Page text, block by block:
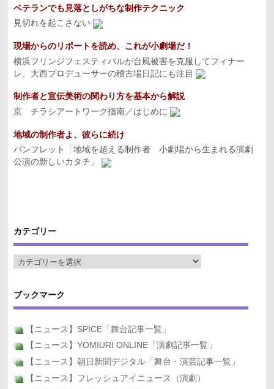
ベテランでも見落としがちな制作テクニック
見切れを起こさない
現場からのリポートを読め、これが小劇場だ！
横浜フリンジフェスティバルが台風被害を克服してフィナー
レ、大西プロデューサーの稽古場日記にも注目
制作者と宣伝美術の関わり方を基本から解説
京 チラシアートワーク指南／はじめに
地域の制作者よ、彼らに続け
パンフレット「地域を超える制作者 小劇場から生まれる演劇
公演の新しいカタチ」
カテゴリー
ブックマーク
【ニュース】SPICE「舞台記事一覧」
【ニュース】YOMIURI ONLINE「演劇記事一覧」
【ニュース】朝日新聞デジタル「舞台・演芸記事一覧」
【ニュース】フレッシュアイニュース（演劇）